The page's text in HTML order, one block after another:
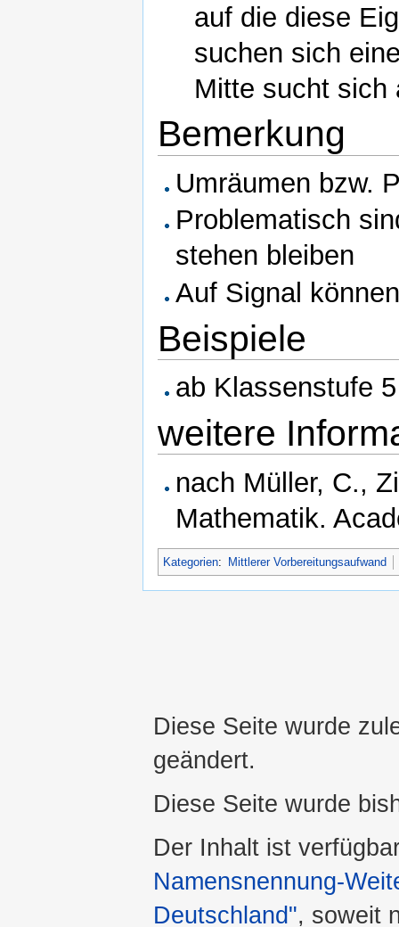
auf die diese
suchen sich
Mitte sucht sich
Bemerkung
Umräumen bzw.
Problematisch
stehen bleiben
Auf Signal
Beispiele
ab Klassenstufe
weitere
nach Müller, C.,
Mathematik.
Kategorien: Mittlerer Vorbereitungsaufwand
Diese Seite wurde
geändert.
Diese Seite wurde
Der Inhalt ist
Namensnennung-
Deutschland", soweit